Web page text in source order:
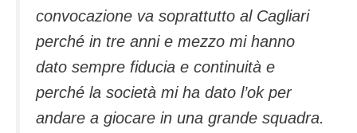
convocazione va soprattutto al Cagliari
perché in tre anni e mezzo mi hanno
dato sempre fiducia e continuità e
perché la società mi ha dato l’ok per
andare a giocare in una grande squadra.